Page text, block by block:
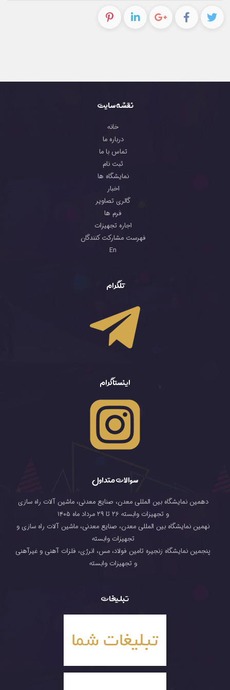
نقشه سایت
خانه
درباره ما
تماس با ما
ثبت نام
نمایشگاه ها
اخبار
گالری تصاویر
فرم ها
اجاره تجهیزات
فهرست مشارکت کنندگان
En
تلگرام
اینستاگرام
سوالات متداول
دهمین نمایشگاه بین المللی معدن، صنایع معدنی، ماشین آلات راه سازی
و تجهیزات وابسته ۲۶ تا ۲۹ مرداد ماه ۱۴۰۵
نهمین نمایشگاه بین المللی معدن، صنایع معدنی، ماشین آلات راه سازی و
تجهیزات وابسته
پنجمین نمایشگاه زنجیره تامین فولاد، مس، انرژی، فلزات آهنی و غیرآهنی
و تجهیزات وابسته
تبلیغات